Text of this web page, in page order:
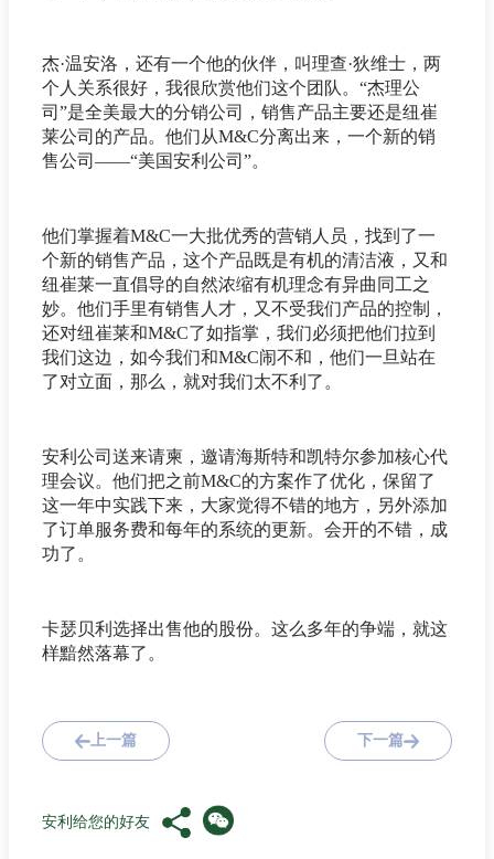
杰·温安洛，还有一个他的伙伴，叫理查·狄维士，两
个人关系很好，我很欣赏他们这个团队。“杰理公
司”是全美最大的分销公司，销售产品主要还是纽崔
莱公司的产品。他们从M&C分离出来，一个新的销
售公司——“美国安利公司”。
他们掌握着M&C一大批优秀的营销人员，找到了一
个新的销售产品，这个产品既是有机的清洁液，又和
纽崔莱一直倡导的自然浓缩有机理念有异曲同工之
妙。他们手里有销售人才，又不受我们产品的控制，
还对纽崔莱和M&C了如指掌，我们必须把他们拉到
我们这边，如今我们和M&C闹不和，他们一旦站在
了对立面，那么，就对我们太不利了。
安利公司送来请柬，邀请海斯特和凯特尔参加核心代
理会议。他们把之前M&C的方案作了优化，保留了
这一年中实践下来，大家觉得不错的地方，另外添加
了订单服务费和每年的系统的更新。会开的不错，成
功了。
卡瑟贝利选择出售他的股份。这么多年的争端，就这
样黯然落幕了。
上一篇 下一篇
安利给您的好友